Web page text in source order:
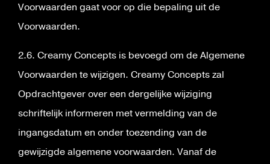
Voorwaarden gaat voor op die bepaling uit de
Voorwaarden.
2.6. Creamy Concepts is bevoegd om de Algemene
Voorwaarden te wijzigen. Creamy Concepts zal
Opdrachtgever over een dergelijke wijziging
schriftelijk informeren met vermelding van de
ingangsdatum en onder toezending van de
gewijzigde algemene voorwaarden. Vanaf de